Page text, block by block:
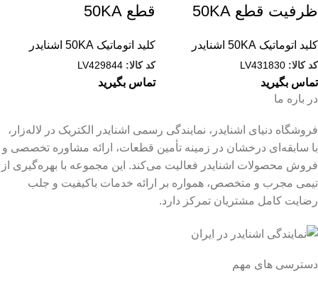
ظرفیت قطع 50KA
کلید اتوماتیک 50KA اشنایدر
کد کالا: LV431830
تماس بگیرید
قطع 50KA
کلید اتوماتیک 50KA اشنایدر
کد کالا: LV429844
تماس بگیرید
در باره ما
فروشگاه دنیای اشنایدر، نمایندگی رسمی اشنایدر الکتریک در لاله‌زار،
با سابقه‌ای درخشان در زمینه تأمین قطعات، ارائه مشاوره تخصصی و
فروش محصولات اشنایدر فعالیت می‌کند. این مجموعه با بهره‌گیری از
تیمی مجرب و متخصص، همواره بر ارائه خدمات باکیفیت و جلب
رضایت کامل مشتریان تمرکز دارد.
دسترسی های مهم